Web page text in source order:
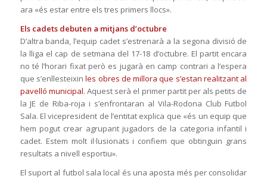
ara «és estar entre els tres primers llocs».
Els cadets debuten a mitjans d’octubre
D’altra banda, l’equip cadet s’estrenarà a la segona divisió de
la lliga el cap de setmana del 17-18 d’octubre. El partit encara
no té l’horari fixat però es jugarà en camp contrari a l’espera
que s’enllesteixinles obres de millora que s’estan realitzant al
pavelló municipal. Aquest serà el primer partit per als petits de
la JE de Riba-roja i s’enfrontaran al Vila-Rodona Club Futbol
Sala. El vicepresident de l’entitat explica que «és un equip que
hem pogut crear agrupant jugadors de la categoria infantil i
cadet. Estem molt il·lusionats i confiem que obtinguin grans
resultats a nivell esportiu».
El suport al futbol sala local és una aposta més per consolidar